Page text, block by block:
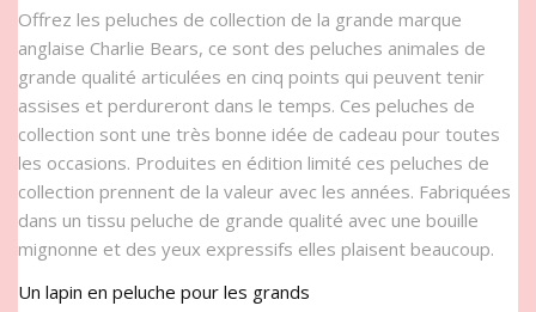
Offrez les peluches de collection de la grande marque
anglaise Charlie Bears, ce sont des peluches animales de
grande qualité articulées en cinq points qui peuvent tenir
assises et perdureront dans le temps. Ces peluches de
collection sont une très bonne idée de cadeau pour toutes
les occasions. Produites en édition limité ces peluches de
collection prennent de la valeur avec les années. Fabriquées
dans un tissu peluche de grande qualité avec une bouille
mignonne et des yeux expressifs elles plaisent beaucoup.
Un lapin en peluche pour les grands